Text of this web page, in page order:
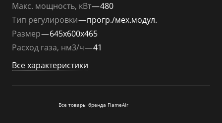
Макс. мощность, кВт—480
Тип регулировки—прогр./мех.модул.
Размер—645x600x465
Расход газа, нм3/ч—41
Все характеристики
Все товары бренда FlameАir